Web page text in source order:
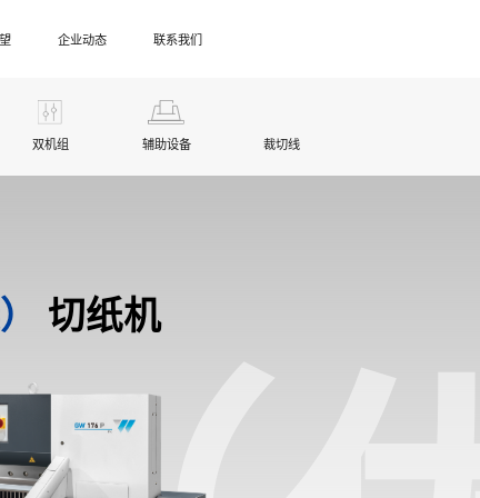
企业动态 联系我们
双机组 辅助设备 裁切线
切纸机